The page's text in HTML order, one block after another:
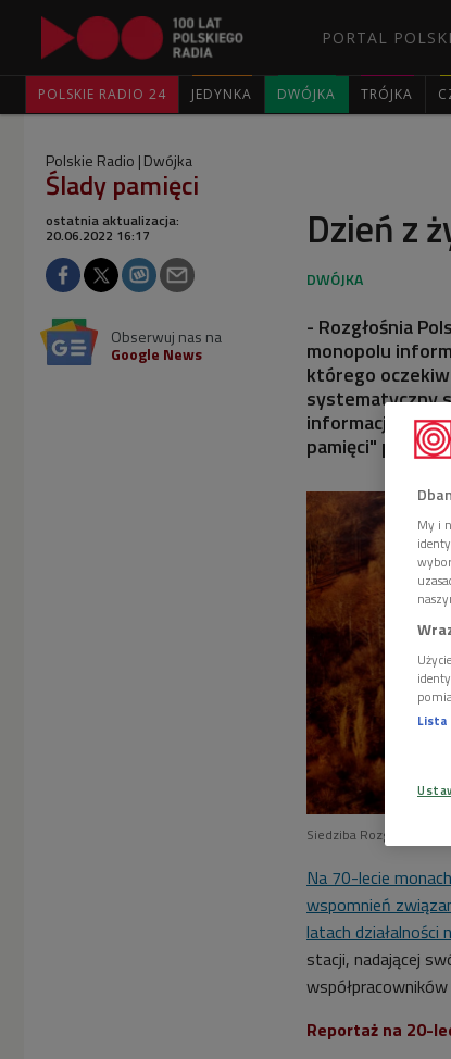
PORTAL
POLSKIE RADIO 24 JEDYNKA DWÓJKA TRÓJKA
Polskie Radio Dwójka
Ślady pamięci
Dzień z
ostatnia aktualizacja:
20.06.2022 16:17
Obserwuj nas na
Google News
- Rozgłośnia
monopolu
którego
systematyczny
informacje na
pamięci" prof.
Siedziba Rozgłośni
Na 70-lecie
wspomnień
latach działalności
stacji, nadającej
Reportaż na 20-
My i